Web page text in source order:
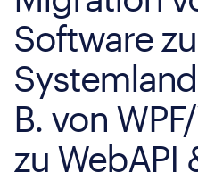
Software
B. von
zu WebAPI